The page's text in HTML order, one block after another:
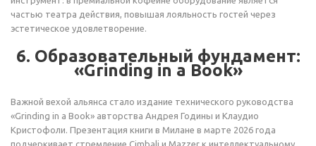
частью театра действия, повышая лояльность гостей через
эстетическое удовлетворение.
6. Образовательный фундамент:
«Grinding in a Book»
Важной вехой альянса стало издание технического руководства
«Grinding in a Book» авторства Андрея Годины и Клаудио
Кристофоли. Презентация книги в Милане в марте 2026 года
подчеркивает стремление Cimbali и Mazzer к интеллектуальному